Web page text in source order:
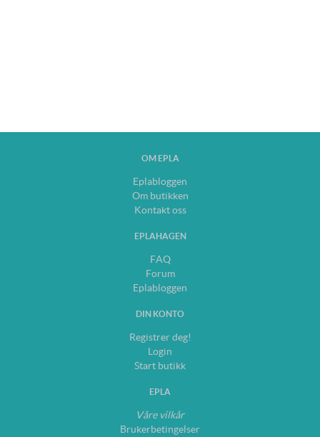
OM EPLA
Eplabloggen
Om butikken
Kontakt oss
EPLAHAGEN
FAQ
Forum
Eplabloggen
DIN KONTO
Registrer deg!
Login
Start butikk
EPLA
Våre vilkår
Brukerbetingelser